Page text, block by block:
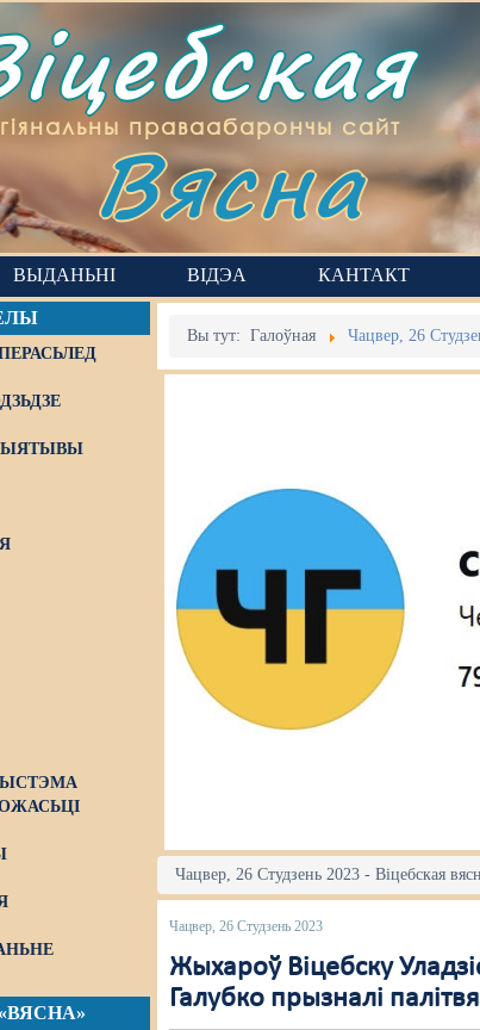
праваабарончы сайт
Вясна
ВЫДАНЬНІ ВІДЭА КАНТАКТ
Вы тут:Галоўная Чацвер, 26
Чацвер, 26 Студзень 2023 - Віцебская
Чацвер, 26 Студзень 2023
Жыхароў Віцебску
Галубко прызналі